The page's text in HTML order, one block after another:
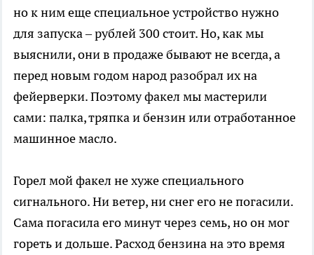
но к ним еще специальное устройство нужно
для запуска – рублей 300 стоит. Но, как мы
выяснили, они в продаже бывают не всегда, а
перед новым годом народ разобрал их на
фейерверки. Поэтому факел мы мастерили
сами: палка, тряпка и бензин или отработанное
машинное масло.
Горел мой факел не хуже специального
сигнального. Ни ветер, ни снег его не погасили.
Сама погасила его минут через семь, но он мог
гореть и дольше. Расход бензина на это время